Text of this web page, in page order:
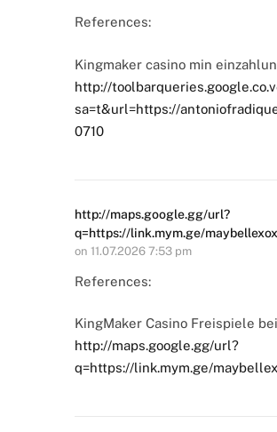
References:
Kingmaker casino min
http://
sa=t&url=https://
0710
http://maps.google.gg/url?
q=https://link.mym.ge/
on 11.07.2026 7:53 pm
References:
KingMaker Casino Freispiele
http://maps.google.gg/url?
q=https://link.mym.ge/